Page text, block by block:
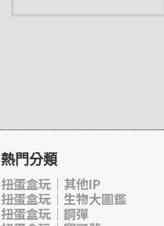
熱門分類
扭蛋盒玩｜其他IP
扭蛋盒玩｜生物大圖鑑
扭蛋盒玩｜鋼彈